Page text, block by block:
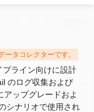
タコレクターです。
ライン向けに設計
のログ収集および
ップグレードおよ
シナリオで使用され